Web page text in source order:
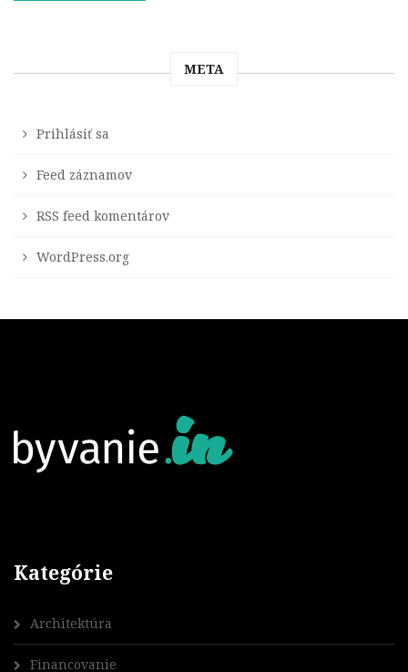
META
Prihlásiť sa
Feed záznamov
RSS feed komentárov
WordPress.org
Kategórie
Architektúra
Financovanie